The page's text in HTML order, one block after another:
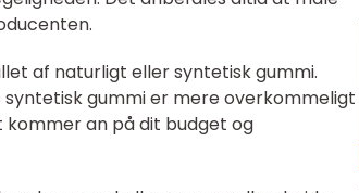
af naturligt eller syntetisk gummi.
gummi er mere overkommeligt
an på dit budget og